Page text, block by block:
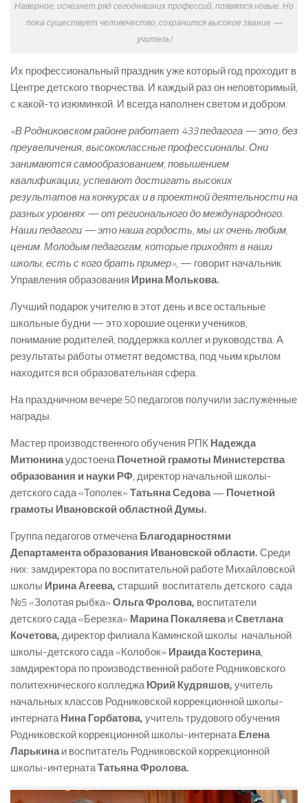
Наверное, исчезнет ряд сегодняшних профессий, появятся новые. Но
пока существует человечество, сохранится высокое звание —
учитель!
Их профессиональный праздник уже который год проходит в
Центре детского творчества. И каждый раз он неповторимый,
с какой-то изюминкой. И всегда наполнен светом и добром.
«В Родниковском районе работает 433 педагога — это, без
преувеличения, высококлассные профессионалы. Они
занимаются самообразованием, повышением
квалификации, успевают достигать высоких
результатов на конкурсах и в проектной деятельности на
разных уровнях — от регионального до международного.
Наши педагоги — это наша гордость, мы их очень любим,
ценим. Молодым педагогам, которые приходят в наши
школы, есть с кого брать пример», — говорит начальник
Управления образования Ирина Молькова.
Лучший подарок учителю в этот день и все остальные
школьные будни — это хорошие оценки учеников,
понимание родителей, поддержка коллег и руководства. А
результаты работы отметят ведомства, под чьим крылом
находится вся образовательная сфера.
На праздничном вечере 50 педагогов получили заслуженные
награды.
Мастер производственного обучения РПК Надежда
МитюнинаудостоенаПочетной грамоты Министерства
образования и науки РФ, директор начальной школы-
детского сада «Тополек» Татьяна Седова — Почетной
грамоты Ивановской областной Думы.
Группа педагогов отмеченаБлагодарностями
Департамента образования Ивановской области. Среди
них: замдиректора по воспитательной работе Михайловской
школы Ирина Агеева, старший воспитатель детского сада
№5 «Золотая рыбка» Ольга Фролова, воспитатели
детского сада «Березка» Марина ПокаляеваиСветлана
Кочетова, директор филиала Каминской школы начальной
школы-детского сада «Колобок» Ираида Костерина,
замдиректора по производственной работе Родниковского
политехнического колледжаЮрий Кудряшов, учитель
начальных классов Родниковской коррекционной школы-
интернатаНина Горбатова, учитель трудового обучения
Родниковской коррекционной школы-интернатаЕлена
Ларькинаи воспитатель Родниковской коррекционной
школы-интернатаТатьяна Фролова.